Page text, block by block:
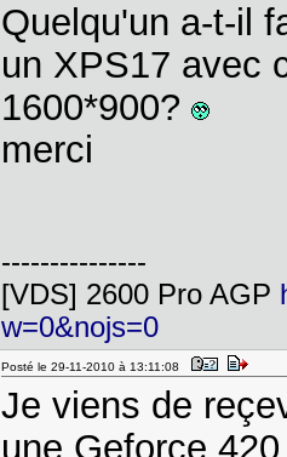
Quelqu'un a-t-il
un XPS17 avec
1600*900?
merci
---------------
[VDS] 2600 Pro AGP
w=0&nojs=0
Posté le 29-11-2010 à 13:11:08
Je viens de
une Geforce